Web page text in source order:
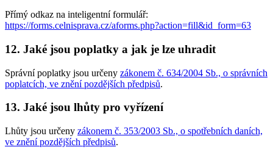
Přímý odkaz na inteligentní formulář:
https://forms.celnisprava.cz/aforms.php?action=fill&id_form=63
12. Jaké jsou poplatky a jak je lze uhradit
Správní poplatky jsou určeny zákonem č. 634/2004 Sb., o správních
poplatcích, ve znění pozdějších předpisů.
13. Jaké jsou lhůty pro vyřízení
Lhůty jsou určeny zákonem č. 353/2003 Sb., o spotřebních daních,
ve znění pozdějších předpisů.